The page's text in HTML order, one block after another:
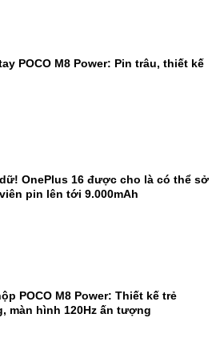
POCO M8 Power: Pin trâu, thiết kế
OnePlus 16 được cho là có thể sở
pin lên tới 9.000mAh
POCO M8 Power: Thiết kế trẻ
màn hình 120Hz ấn tượng